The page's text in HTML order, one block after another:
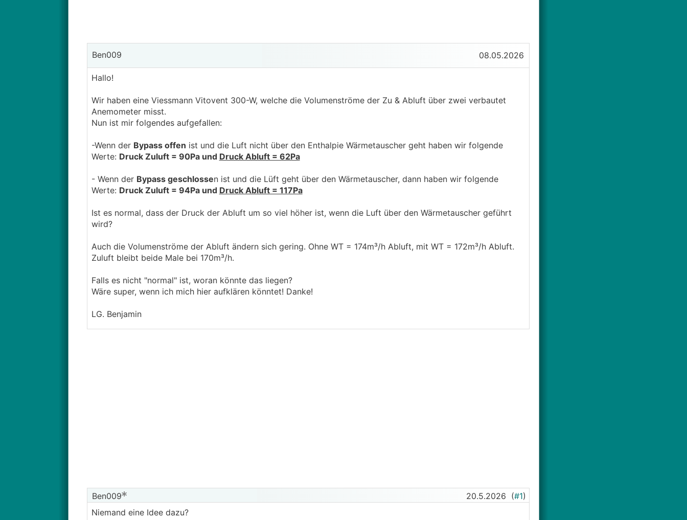
Ben009 08.05.2026
Hallo!
Wir haben eine Viessmann Vitovent 300-W, welche die Volumenströme der Zu & Abluft über zwei verbautet
Anemometer misst.
Nun ist mir folgendes aufgefallen:
-Wenn der Bypass offen ist und die Luft nicht über den Enthalpie Wärmetauscher geht haben wir folgende
Werte: Druck Zuluft = 90Pa und Druck Abluft = 62Pa
- Wenn der Bypass geschlossen ist und die Lüft geht über den Wärmetauscher, dann haben wir folgende
Werte: Druck Zuluft = 94Pa und Druck Abluft = 117Pa
Ist es normal, dass der Druck der Abluft um so viel höher ist, wenn die Luft über den Wärmetauscher geführt
wird?
Auch die Volumenströme der Abluft ändern sich gering. Ohne WT = 174m³/h Abluft, mit WT = 172m³/h Abluft.
Zuluft bleibt beide Male bei 170m³/h.
Falls es nicht "normal" ist, woran könnte das liegen?
Wäre super, wenn ich mich hier aufklären könntet! Danke!
LG. Benjamin
Ben009 20.5.2026 (#1)
Niemand eine Idee dazu?